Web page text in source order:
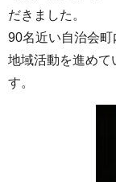
だきました。
90名近い自治会町
地域活動を進めて
す。